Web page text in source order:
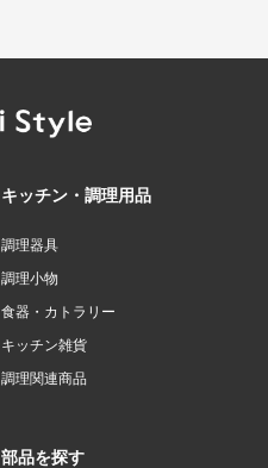
キッチン・調理用品
調理器具
調理小物
食器・カトラリー
キッチン雑貨
調理関連商品
部品を探す